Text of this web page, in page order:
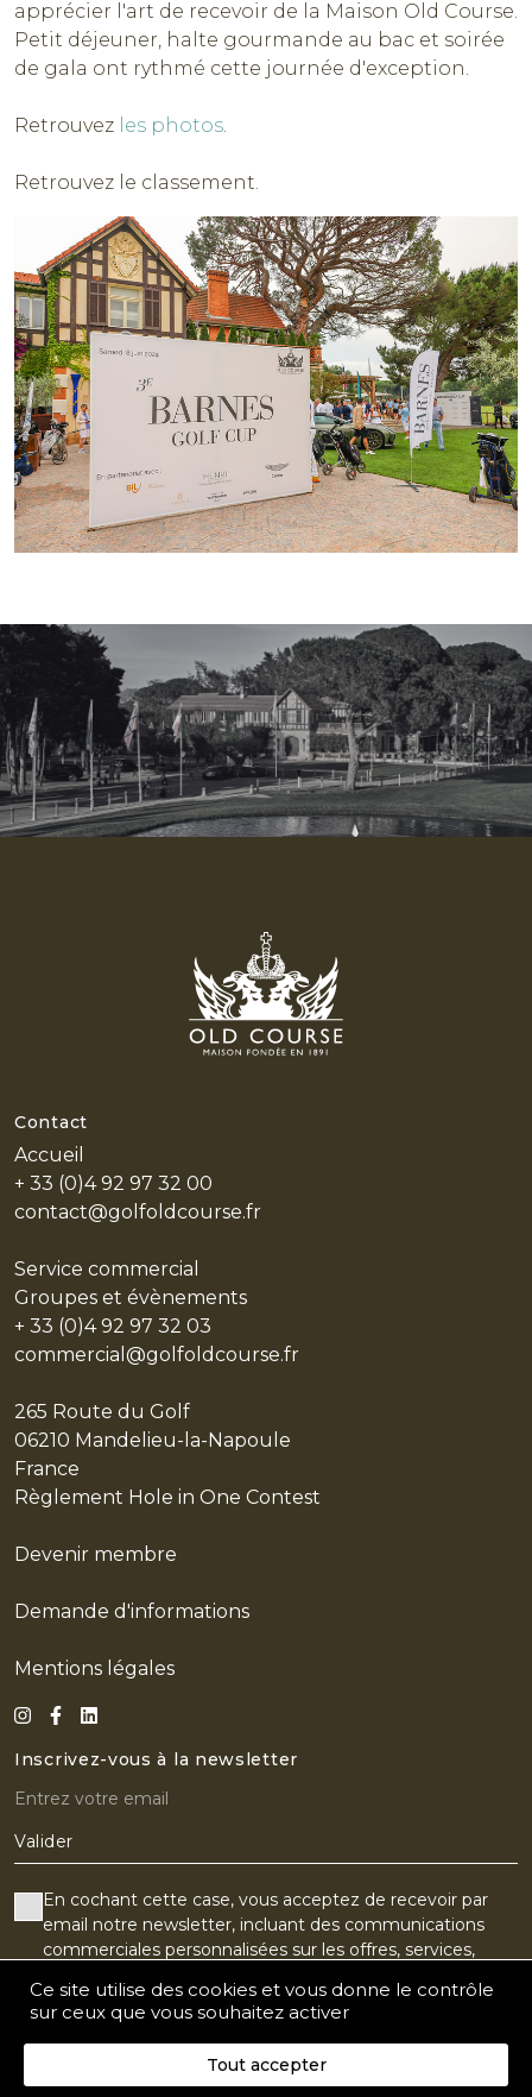
L'HISTOIRE
PARCOURS
LE CENTRE DE PERFORMANCE
RESTAURANT & BAR
EVÈNEMENTS PRIVÉS
PARTENAIRES
LE STYLE
apprécier l'art de recevoir de la Maison Old Course.
Petit déjeuner, halte gourmande au bac et soirée
de gala ont rythmé cette journée d'exception.
Retrouvez les photos.
Retrouvez le classement.
Contact
Accueil
+ 33 (0)4 92 97 32 00
contact@golfoldcourse.fr
Service commercial
Groupes et évènements
+ 33 (0)4 92 97 32 03
commercial@golfoldcourse.fr
265 Route du Golf
06210 Mandelieu-la-Napoule
France
Règlement Hole in One Contest
Devenir membre
Demande d'informations
Mentions légales
Inscrivez-vous à la newsletter
Valider
En cochant cette case, vous acceptez de recevoir par
email notre newsletter, incluant des communications
commerciales personnalisées sur les offres, services,
Vous pouvez vos désabonner à tout moment.
J'accepte le suivi de l'ouverture de mes e-mails pour
recevoir un contenu personnalisé
Ce site utilise des cookies et vous donne le contrôle
sur ceux que vous souhaitez activer
Tout accepter